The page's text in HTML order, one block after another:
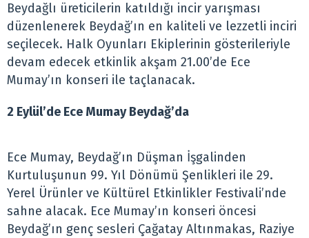
Beydağlı üreticilerin katıldığı incir yarışması
düzenlenerek Beydağ’ın en kaliteli ve lezzetli inciri
seçilecek. Halk Oyunları Ekiplerinin gösterileriyle
devam edecek etkinlik akşam 21.00’de Ece
Mumay’ın konseri ile taçlanacak.
2 Eylül’de Ece Mumay Beydağ’da
Ece Mumay, Beydağ’ın Düşman İşgalinden
Kurtuluşunun 99. Yıl Dönümü Şenlikleri ile 29.
Yerel Ürünler ve Kültürel Etkinlikler Festivali’nde
sahne alacak. Ece Mumay’ın konseri öncesi
Beydağ’ın genç sesleri Çağatay Altınmakas, Raziye